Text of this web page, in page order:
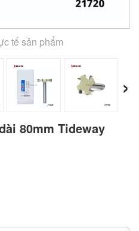
tế sản phẩm
›
80mm Tideway